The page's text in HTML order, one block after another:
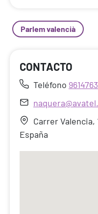
Parlem valencià
CONTACTO
Teléfono
Carrer Valencia,
España